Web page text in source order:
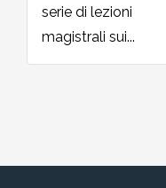
serie di lezioni
magistrali sui...